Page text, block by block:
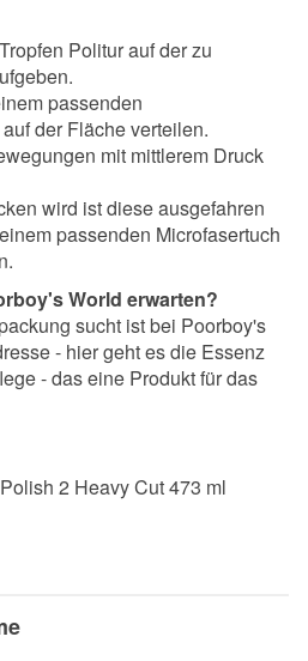
Politur auf der zu
passenden
der Fläche verteilen.
mit mittlerem Druck
wird ist diese ausgefahren
passenden Microfasertuch
World erwarten?
sucht ist bei Poorboy's
- hier geht es die Essenz
- das eine Produkt für das
2 Heavy Cut 473 ml